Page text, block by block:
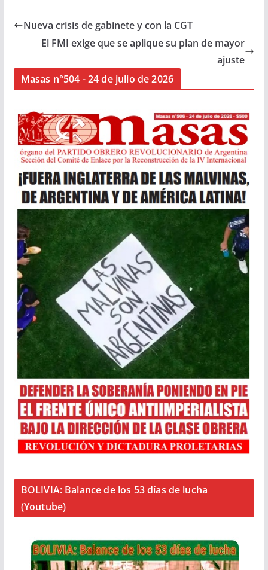
Nueva crisis de gabinete y con la CGT
El FMI exige que se aplique su plan de mayor
ajuste
Masas n°504 - 24 de julio de 2026
BOLIVIA: Balance de los 53 días de lucha
(Youtube)